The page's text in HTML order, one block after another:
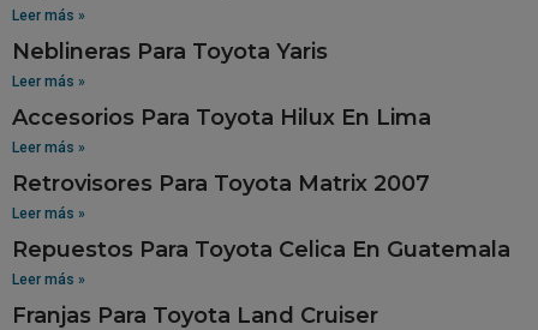
Leer más »
Neblineras Para Toyota Yaris
Leer más »
Accesorios Para Toyota Hilux En Lima
Leer más »
Retrovisores Para Toyota Matrix 2007
Leer más »
Repuestos Para Toyota Celica En Guatemala
Leer más »
Franjas Para Toyota Land Cruiser